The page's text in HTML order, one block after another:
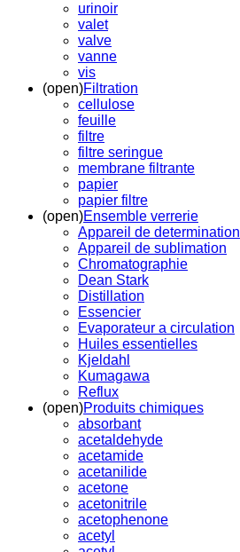
urinoir
valet
valve
vanne
vis
(open)Filtration
cellulose
feuille
filtre
filtre seringue
membrane filtrante
papier
papier filtre
(open)Ensemble verrerie
Appareil de determination
Appareil de sublimation
Chromatographie
Dean Stark
Distillation
Essencier
Evaporateur a circulation
Huiles essentielles
Kjeldahl
Kumagawa
Reflux
(open)Produits chimiques
absorbant
acetaldehyde
acetamide
acetanilide
acetone
acetonitrile
acetophenone
acetyl